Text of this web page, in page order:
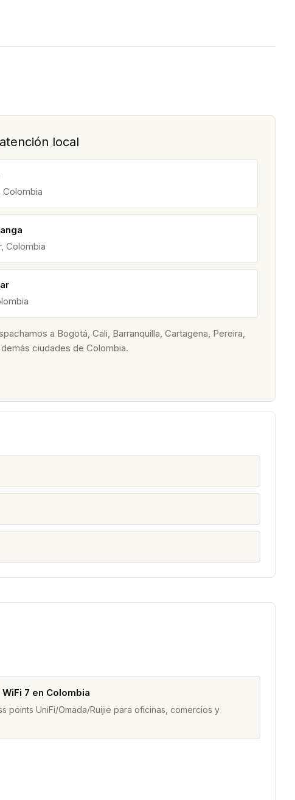
local
Colombia
Colombia
a Bogotá, Cali, Barranquilla, Cartagena, Pereira,
ciudades de Colombia.
7 en Colombia
points UniFi/Omada/Ruijie para oficinas, comercios y